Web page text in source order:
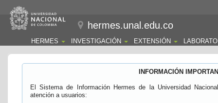
hermes.unal.edu.co
HERMES INVESTIGACIÓN EXTENSIÓN
INFORMACIÓN
El Sistema de Información Hermes de la Universidad
atención a usuarios: